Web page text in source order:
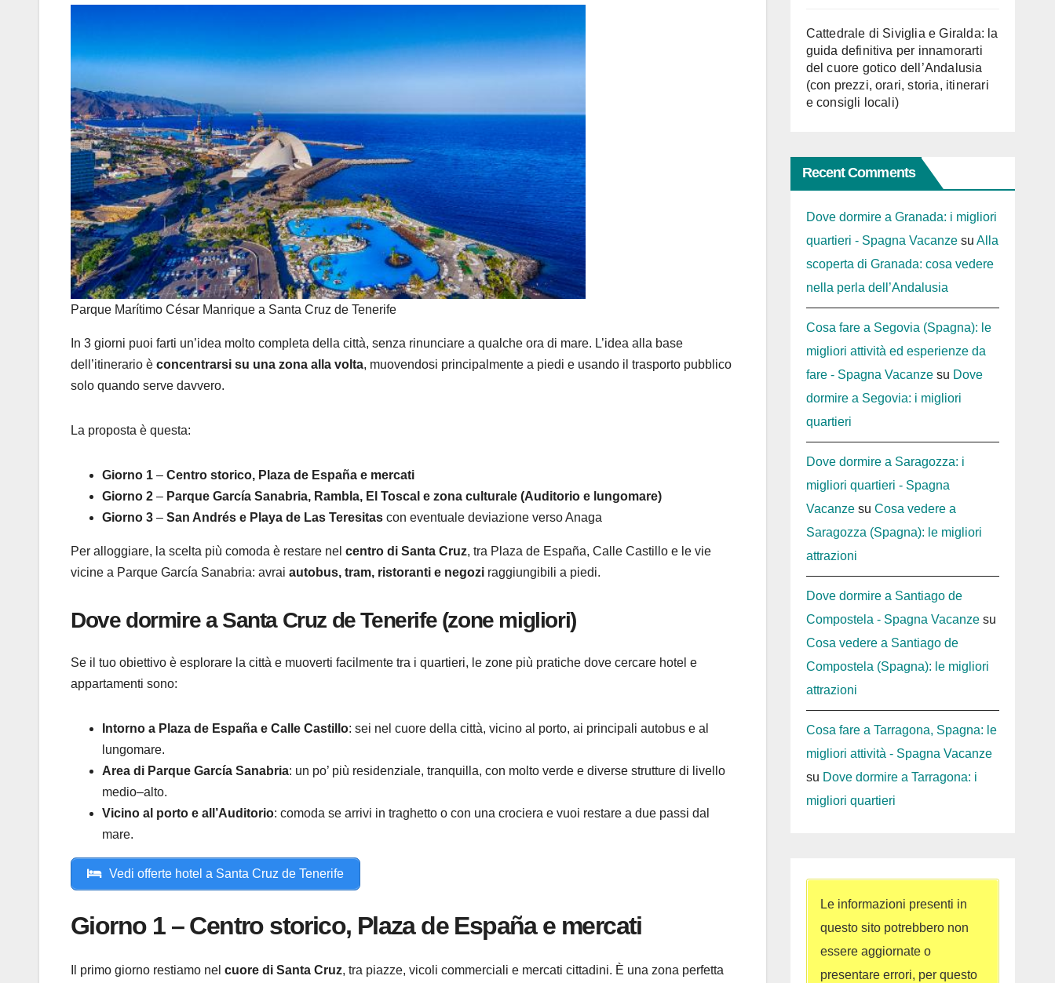
Parque Marítimo César Manrique a Santa Cruz de Tenerife
In 3 giorni puoi farti un’idea molto completa della città, senza rinunciare a qualche ora di mare. L’idea alla base
dell’itinerario è concentrarsi su una zona alla volta, muovendosi principalmente a piedi e usando il trasporto pubblico
solo quando serve davvero.
La proposta è questa:
Giorno 1 – Centro storico, Plaza de España e mercati
Giorno 2 – Parque García Sanabria, Rambla, El Toscal e zona culturale (Auditorio e lungomare)
Giorno 3 – San Andrés e Playa de Las Teresitas con eventuale deviazione verso Anaga
Per alloggiare, la scelta più comoda è restare nel centro di Santa Cruz, tra Plaza de España, Calle Castillo e le vie
vicine a Parque García Sanabria: avrai autobus, tram, ristoranti e negozi raggiungibili a piedi.
Dove dormire a Santa Cruz de Tenerife (zone migliori)
Se il tuo obiettivo è esplorare la città e muoverti facilmente tra i quartieri, le zone più pratiche dove cercare hotel e
appartamenti sono:
Intorno a Plaza de España e Calle Castillo: sei nel cuore della città, vicino al porto, ai principali autobus e al
lungomare.
Area di Parque García Sanabria: un po’ più residenziale, tranquilla, con molto verde e diverse strutture di livello
medio–alto.
Vicino al porto e all’Auditorio: comoda se arrivi in traghetto o con una crociera e vuoi restare a due passi dal
mare.
Vedi offerte hotel a Santa Cruz de Tenerife
Giorno 1 – Centro storico, Plaza de España e mercati
Il primo giorno restiamo nel cuore di Santa Cruz, tra piazze, vicoli commerciali e mercati cittadini. È una zona perfetta
Cattedrale di Siviglia e Giralda: la
guida definitiva per innamorarti
del cuore gotico dell’Andalusia
(con prezzi, orari, storia, itinerari
e consigli locali)
Recent Comments
Dove dormire a Granada: i migliori
quartieri - Spagna Vacanzesu Alla
scoperta di Granada: cosa vedere
nella perla dell’Andalusia
Cosa fare a Segovia (Spagna): le
migliori attività ed esperienze da
fare - Spagna Vacanzesu Dove
dormire a Segovia: i migliori
quartieri
Dove dormire a Saragozza: i
migliori quartieri - Spagna
Vacanzesu Cosa vedere a
Saragozza (Spagna): le migliori
attrazioni
Dove dormire a Santiago de
Compostela - Spagna Vacanzesu
Cosa vedere a Santiago de
Compostela (Spagna): le migliori
attrazioni
Cosa fare a Tarragona, Spagna: le
migliori attività - Spagna Vacanze
su Dove dormire a Tarragona: i
migliori quartieri
Le informazioni presenti in
questo sito potrebbero non
essere aggiornate o
presentare errori, per questo